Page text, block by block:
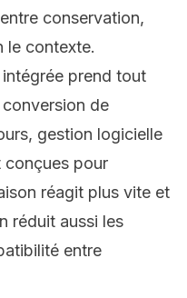
conservation,
le contexte.
intégrée prend tout
de
gestion logicielle
conçues pour
réagit plus vite et
réduit aussi les
entre